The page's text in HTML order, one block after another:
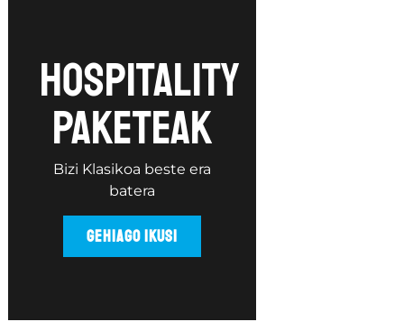
Hospitality
paketeak
Bizi Klasikoa beste era
batera
GEHIAGO IKUSI